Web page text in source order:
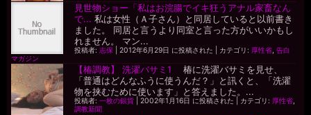
見世物ショー「私はお浣腸でイキ狂うアナル家畜なん
で... 私は女性（Ａ子さん）と同居していると以前書き
ました。 同居と言うより同室と言った方がいいかもし
れません。 マン...
投稿者:志保 |2012年6月29日 に投稿された カテゴリ: 厚性省,告白
マガジン
【椿調教】 洗濯バサミ1
椿に洗濯バサミを見せ、
「普通はどんなふうに使うんだ？」と訊くと、「洗濯
物を挟むために使います」と答えました。...
投稿者:一枚の銀貨 |2002年1月16日 に投稿された カテゴリ: 厚性省,
調教新聞